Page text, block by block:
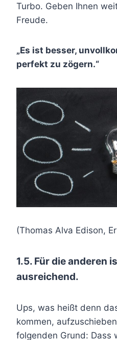
Turbo. Geben Ihnen
Freude.
„Es ist besser,
perfekt zu zögern.“
(Thomas Alva Edison,
1.5. Für die anderen
ausreichend.
Ups, was heißt denn
kommen,
folgenden Grund: Dass